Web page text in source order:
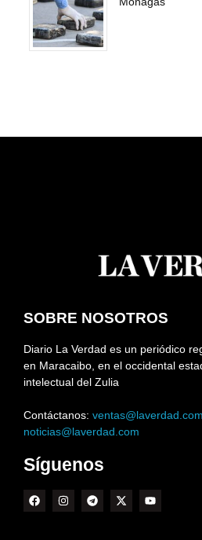
SOBRE NOSOTROS
Diario La Verdad es un periódico
en Maracaibo, en el occidental
intelectual del Zulia
Contáctanos: ventas@laverdad.com
noticias@laverdad.com
Síguenos